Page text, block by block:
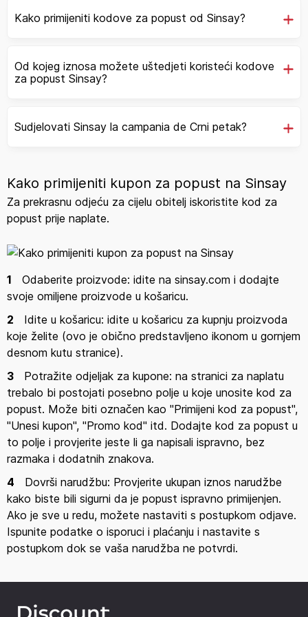
Sinsay promocije za njega i nju, postoje tisuće proizvoda
ove kategorije. Ovisno o godišnjem dobu, pronaći ćete
potrebne dodatke koji moraju biti pažljivo usklađeni s
Raznovrsna odjeća za bebe i djecu
Sinsay ponuda uključuje bezbroj veselih odjevnih
predmeta za bebe i djecu. Možete birati između
raznovrsne odjeće u jarkim bojama i s raznim dragim
likovima iz priča. Mališan će s veseljem nositi novu odjeću
i lakše će prihvatiti proces odijevanja. Dječja kolekcija
uvijek je šarena. Djetinjstvo znači radost, energiju, pa tako
i odjeću koja je vesela. Ali djetinjstvo znači i igranje, stoga
odjeća mora biti udobna. Sve ih možete pronaći u
Ukrasi za dom su jako voljeni
kolekcije sadrže proizvode za dekoraciju prikladne za
svaki prostor. Možete urediti dječju sobu, ali i dnevni
boravak, spavaću sobu, kupaonicu i kuhinju. To je mjesto
gdje možete kupiti najposebnije darove za novi dom. A
ako pratite Sinsay popuste, cijene su više nego
prihvatljive. Znamo da ne možete odoljeti sezonskim
kolekcijama, pogotovo one blagdanske su zaista
posebne. Svaki kutak vašeg doma zaslužuje biti uređen, a
Sinsay akcije vam nude sve što vam je potrebno za
čarobno uređenje.
ljepoteNjegovanje i uljepšavanje procesi su
koje žene jako vole, ali uključuju različite
Kako primijeniti kodove za popust od Sinsay?
Od kojeg iznosa možete uštedjeti koristeći kodove
za popust Sinsay?
Sudjelovati Sinsay la campania de Crni petak?
Kako primijeniti kupon za popust na Sinsay
Za prekrasnu odjeću za cijelu obitelj iskoristite kod za
popust prije naplate.
1
Odaberite proizvode: idite na sinsay.com i dodajte
svoje omiljene proizvode u košaricu.
2
Idite u košaricu: idite u košaricu za kupnju proizvoda
koje želite (ovo je obično predstavljeno ikonom u gornjem
desnom kutu stranice).
3
Potražite odjeljak za kupone: na stranici za naplatu
trebalo bi postojati posebno polje u koje unosite kod za
popust. Može biti označen kao "Primijeni kod za popust",
"Unesi kupon", "Promo kod" itd. Dodajte kod za popust u
to polje i provjerite jeste li ga napisali ispravno, bez
razmaka i dodatnih znakova.
4
Dovrši narudžbu: Provjerite ukupan iznos narudžbe
kako biste bili sigurni da je popust ispravno primijenjen.
Ako je sve u redu, možete nastaviti s postupkom odjave.
Ispunite podatke o isporuci i plaćanju i nastavite s
postupkom dok se vaša narudžba ne potvrdi.